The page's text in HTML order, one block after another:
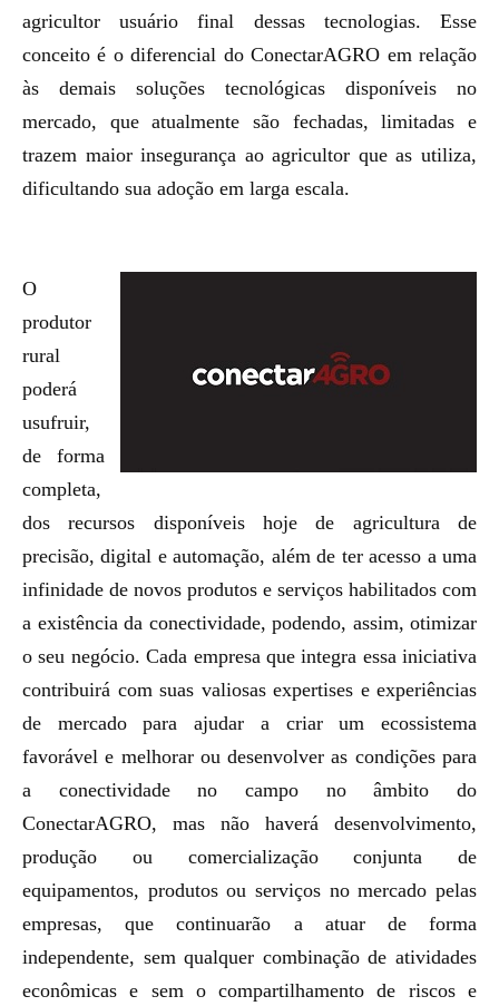
agricultor usuário final dessas tecnologias. Esse
conceito é o diferencial do ConectarAGRO em relação
às demais soluções tecnológicas disponíveis no
mercado, que atualmente são fechadas, limitadas e
trazem maior insegurança ao agricultor que as utiliza,
dificultando sua adoção em larga escala.
O
produtor
rural
poderá
usufruir,
de forma
completa,
dos recursos disponíveis hoje de agricultura de
precisão, digital e automação, além de ter acesso a uma
infinidade de novos produtos e serviços habilitados com
a existência da conectividade, podendo, assim, otimizar
o seu negócio. Cada empresa que integra essa iniciativa
contribuirá com suas valiosas expertises e experiências
de mercado para ajudar a criar um ecossistema
favorável e melhorar ou desenvolver as condições para
a conectividade no campo no âmbito do
ConectarAGRO, mas não haverá desenvolvimento,
produção ou comercialização conjunta de
equipamentos, produtos ou serviços no mercado pelas
empresas, que continuarão a atuar de forma
independente, sem qualquer combinação de atividades
econômicas e sem o compartilhamento de riscos e